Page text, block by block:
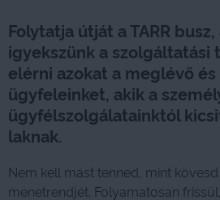
Folytatja útját a TARR
igyekszünk a szolgáltatási
elérni azokat a meglévő
ügyfeleinket, akik a
ügyfélszolgálatainktól
laknak.
Nem kell mást tenned, mint
menetrendjét. Folyamatosan